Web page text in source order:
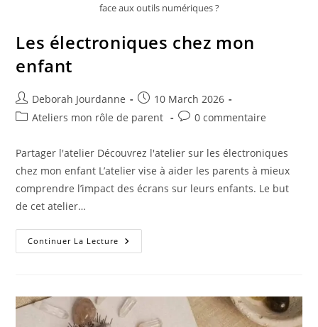
face aux outils numériques ?
Les électroniques chez mon
enfant
Deborah Jourdanne
10 March 2026
Ateliers mon rôle de parent
0 commentaire
Partager l'atelier Découvrez l'atelier sur les électroniques
chez mon enfant L’atelier vise à aider les parents à mieux
comprendre l’impact des écrans sur leurs enfants. Le but
de cet atelier…
Continuer La Lecture